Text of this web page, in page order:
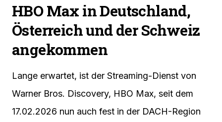
HBO Max in Deutschland,
Österreich und der Schweiz
angekommen
Lange erwartet, ist der Streaming-Dienst von
Warner Bros. Discovery, HBO Max, seit dem
17.02.2026 nun auch fest in der DACH-Region